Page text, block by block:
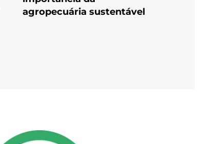
agropecuária sustentável